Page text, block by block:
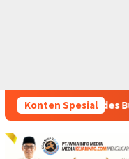
Konten Spesial
Atas Dugaan